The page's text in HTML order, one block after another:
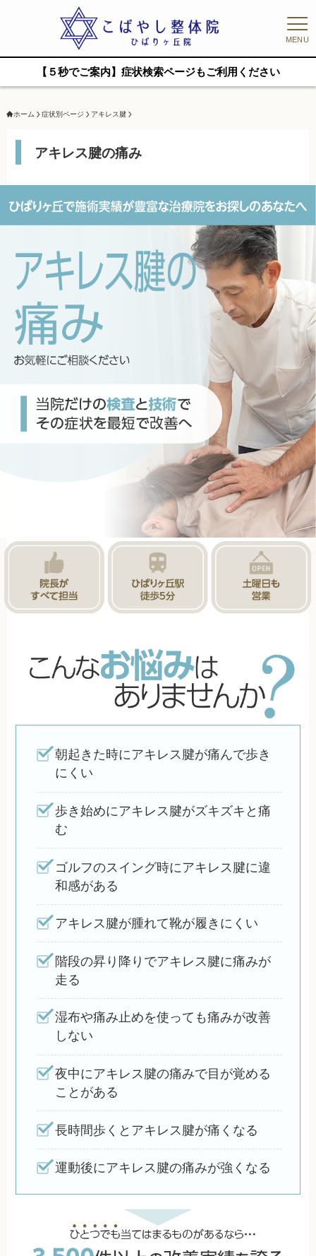
MENU
【５秒でご案内】症状検索ページもご利用ください
ホーム 症状別ページ アキレス腱
アキレス腱の痛み
朝起きた時にアキレス腱が痛んで歩き
にくい
歩き始めにアキレス腱がズキズキと痛
む
ゴルフのスイング時にアキレス腱に違
和感がある
アキレス腱が腫れて靴が履きにくい
階段の昇り降りでアキレス腱に痛みが
走る
湿布や痛み止めを使っても痛みが改善
しない
夜中にアキレス腱の痛みで目が覚める
ことがある
長時間歩くとアキレス腱が痛くなる
運動後にアキレス腱の痛みが強くなる